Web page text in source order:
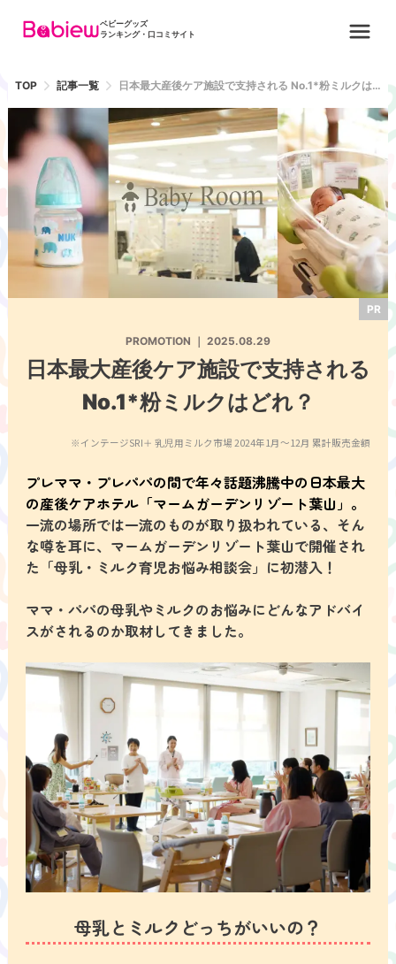
ベビーグッズ
ランキング・口コミサイト
TOP 記事一覧 日本最大産後ケア施設で支持される No.1*粉ミルクはどれ？
PR
PROMOTION ｜ 2025.08.29
日本最大産後ケア施設で支持される
No.1*粉ミルクはどれ？
※インテージSRI＋ 乳児用ミルク市場 2024年1月～12月 累計販売金額
プレママ・プレパパの間で年々話題沸騰中の日本最大
の産後ケアホテル「マームガーデンリゾート葉山」。
一流の場所では一流のものが取り扱われている、そん
な噂を耳に、マームガーデンリゾート葉山で開催され
た「母乳・ミルク育児お悩み相談会」に初潜入！
ママ・パパの母乳やミルクのお悩みにどんなアドバイ
スがされるのか取材してきました。
母乳とミルクどっちがいいの？